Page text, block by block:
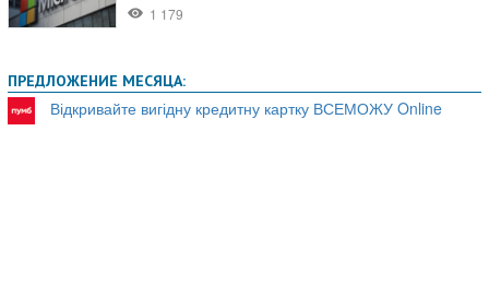
ПРЕДЛОЖЕНИЕ МЕСЯЦА:
Відкривайте вигідну кредитну картку ВСЕМОЖУ Online